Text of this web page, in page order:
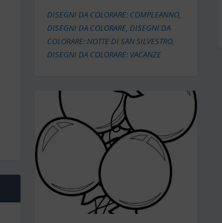
DISEGNI DA COLORARE: COMPLEANNO,
DISEGNI DA COLORARE, DISEGNI DA
COLORARE: NOTTE DI SAN SILVESTRO,
DISEGNI DA COLORARE: VACANZE